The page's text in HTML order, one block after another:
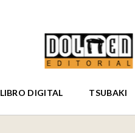
LIBRO DIGITAL TSUBAKI